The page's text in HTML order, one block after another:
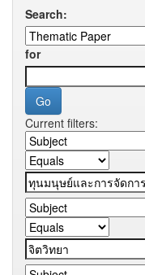
Search:
for
Current filters: